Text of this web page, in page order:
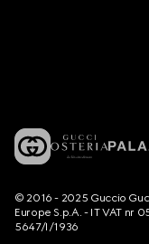
© 2016 - 2025 Guccio
Europe S.p.A. - IT VAT nr
5647/I/1936